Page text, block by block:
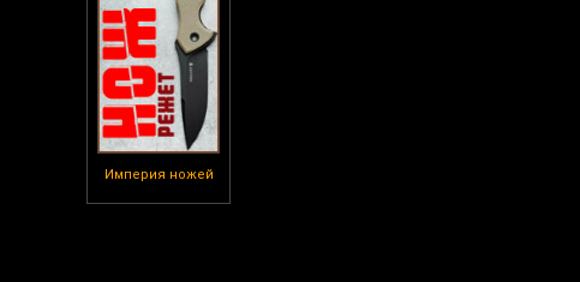
Империя ножей